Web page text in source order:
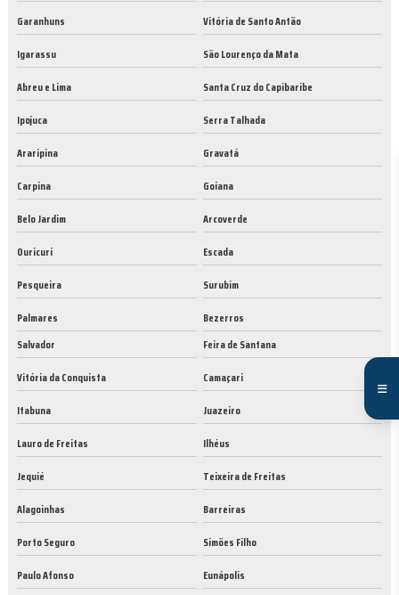
Garanhuns
Vitória de Santo Antão
Igarassu
São Lourenço da Mata
Abreu e Lima
Santa Cruz do Capibaribe
Ipojuca
Serra Talhada
Araripina
Gravatá
Carpina
Goiana
Belo Jardim
Arcoverde
Ouricuri
Escada
Pesqueira
Surubim
Palmares
Bezerros
Salvador
Feira de Santana
Vitória da Conquista
Camaçari
Itabuna
Juazeiro
Lauro de Freitas
Ilhéus
Jequié
Teixeira de Freitas
Alagoinhas
Barreiras
Porto Seguro
Simões Filho
Paulo Afonso
Eunápolis